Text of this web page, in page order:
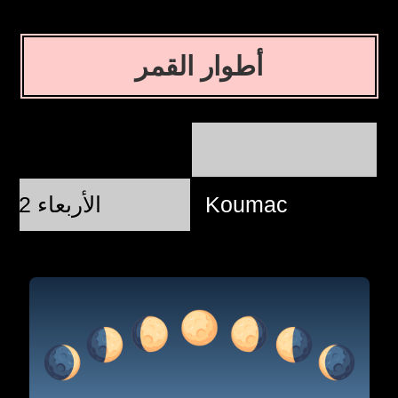
أطوار القمر
Koumac الأربعاء 12 أغسطس @ 21:37:37